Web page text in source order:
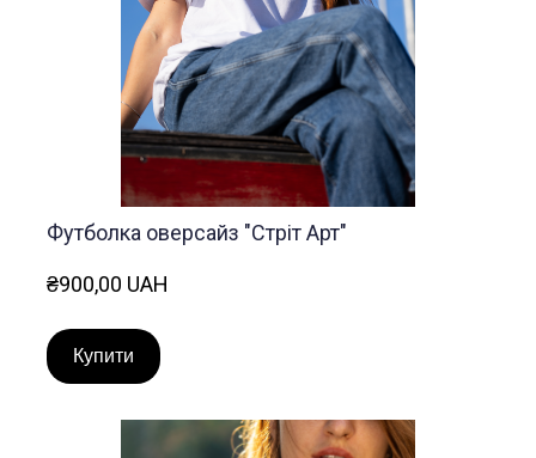
Футболка оверсайз "Стріт Арт"
₴900,00 UAH
Купити